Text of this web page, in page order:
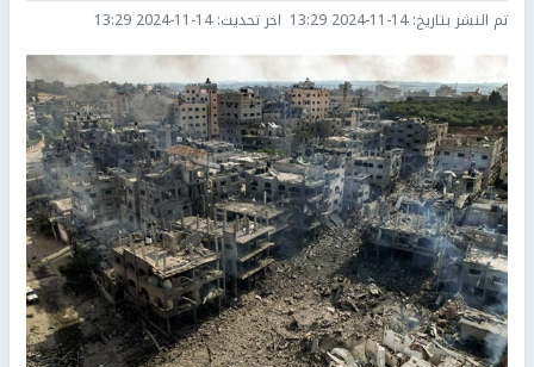
تم النشر بتاريخ:2024-11-14 13:29 اخر تحديث:2024-11-14 13:29